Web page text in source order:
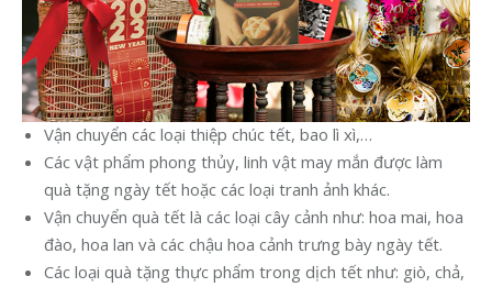
Vận chuyển các loại thiệp chúc tết, bao lì xì,…
Các vật phẩm phong thủy, linh vật may mắn được làm
quà tặng ngày tết hoặc các loại tranh ảnh khác.
Vận chuyển quà tết là các loại cây cảnh như: hoa mai, hoa
đào, hoa lan và các chậu hoa cảnh trưng bày ngày tết.
Các loại quà tặng thực phẩm trong dịch tết như: giò, chả,